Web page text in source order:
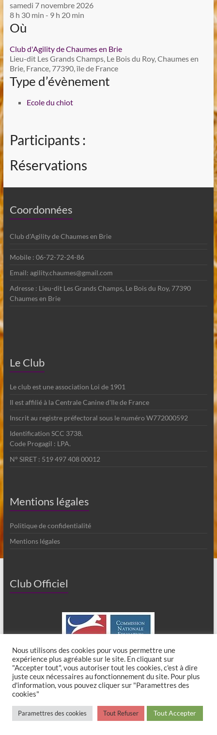
samedi 7 novembre 2026
8 h 30 min - 9 h 20 min
Où
Club d'Agility de Chaumes en Brie
Lieu-dit Les Grands Champs, Le Bois du Roy, Chaumes en
Brie, France, 77390, île de France
Type d’évènement
Ecole du chiot
Participants :
Réservations
Coordonnées
Club d'Agility de Chaumes en Brie
Mobile : 06-72-72-24-86
Email: agility.chaumes@gmail.com
Adresse : Lieu-dit Les Grands Champs, Le Bois du Roy, 77390
Chaumes en Brie
Le Club
Le club est une association Loi de 1901
Il est affilié à la Centrale Canine d'Ile de France
Inscrit au registre préfectoral sous le numéro W772000592
Identification SCC 3738.
Code Progagil : LPA.
N° SIRET : 519 497 408 00012
Mentions légales
Politique de confidentialité
Mentions légales
Club Officiel
Copyright © 2026Club Canin de Chaumes en Brie. All rights reserved. Theme
Spaciousby ThemeGrill. Powered by: WordPress.
Nous utilisons des cookies pour vous permettre une
expérience plus agréable sur le site. En cliquant sur
"Accepter tout", vous autoriser tout les cookies, c'est à dire
juste ceux nécessaires au fonctionnement du site. Pour plus
d'information, vous pouvez cliquer sur "Paramettres des
cookies"
Paramettres des cookies Tout Refuser Tout Accepter